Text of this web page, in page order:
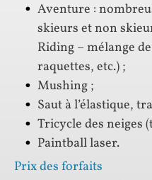
Aventure :
skieurs et non
Riding – mélange
raquettes, etc.) ;
Mushing ;
Saut à l’élastique,
Tricycle des neiges
Paintball laser.
Prix des forfaits